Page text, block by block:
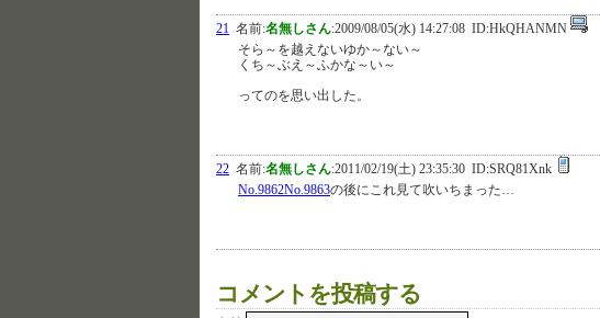
21 名前:名無しさん:2009/08/05(水) 14:27:08 ID:HkQHANMN
そら～を越えないゆか～ない～
くち～ぶえ～ふかな～い～
ってのを思い出した。
22 名前:名無しさん:2011/02/19(土) 23:35:30 ID:SRQ81Xnk
No.9862No.9863の後にこれ見て吹いちまった…
コメントを投稿する